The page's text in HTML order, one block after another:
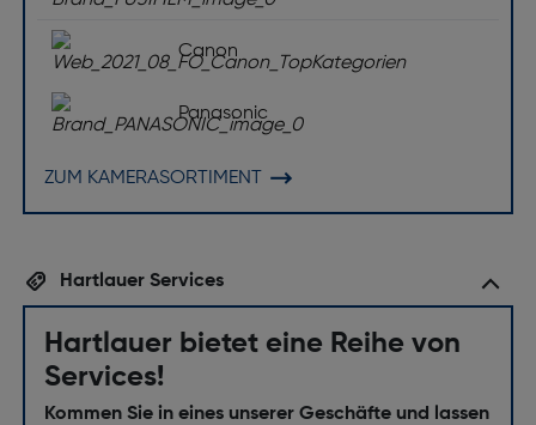
Canon
Panasonic
ZUM KAMERASORTIMENT
Hartlauer Services
Hartlauer bietet eine Reihe von
Services!
Kommen Sie in eines unserer Geschäfte und lassen